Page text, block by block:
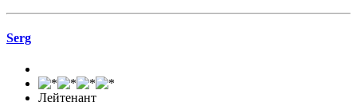
Serg
Лейтенант